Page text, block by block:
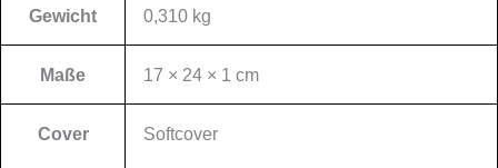
Gewicht 0,310 kg
Maße 17 × 24 × 1 cm
Cover Softcover